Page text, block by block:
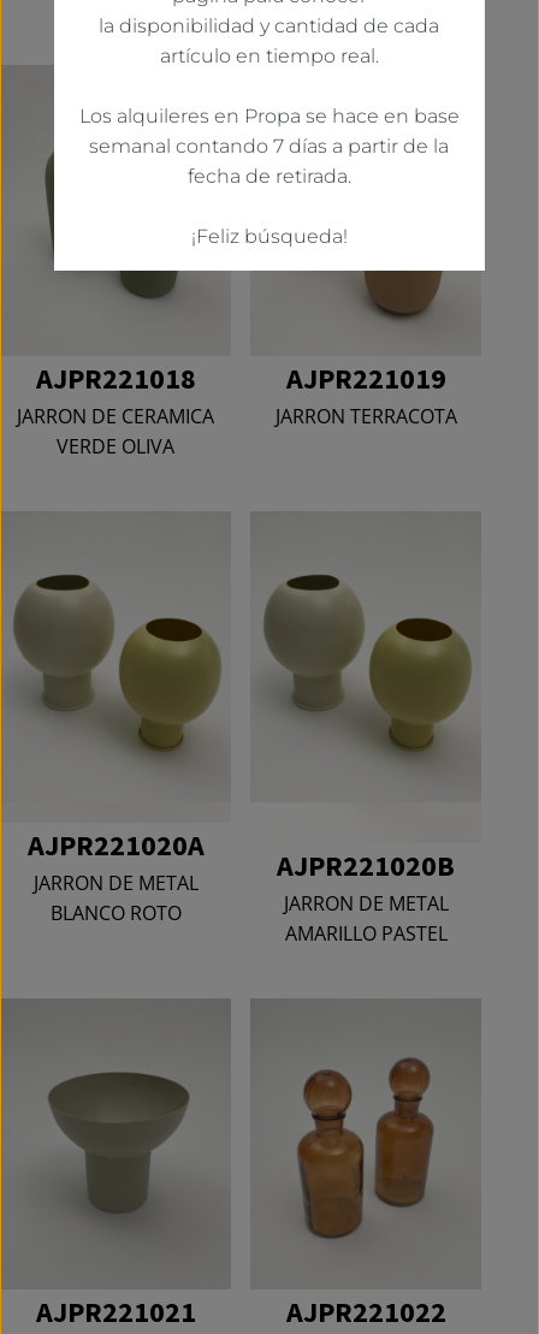
la disponibilidad y cantidad de cada
artículo en tiempo real.
Los alquileres en Propa se hace en base
semanal contando 7 días a partir de la
fecha de retirada.
¡Feliz búsqueda!
AJPR221018
JARRON DE CERAMICA
VERDE OLIVA
AJPR221019
JARRON TERRACOTA
AJPR221020A
JARRON DE METAL
BLANCO ROTO
AJPR221020B
JARRON DE METAL
AMARILLO PASTEL
AJPR221021 AJPR221022